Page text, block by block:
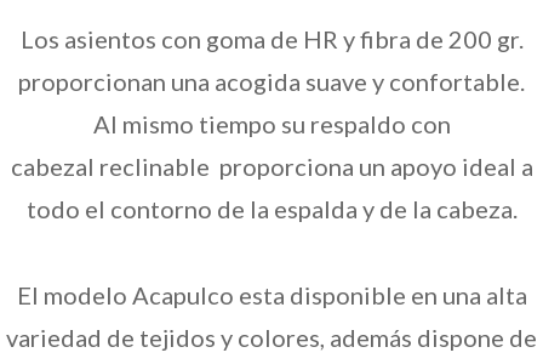
Los asientos con goma de HR y fibra de 200 gr.
proporcionan una acogida suave y confortable.
Al mismo tiempo su respaldo con
cabezal reclinable proporciona un apoyo ideal a
todo el contorno de la espalda y de la cabeza.
El modelo Acapulco esta disponible en una alta
variedad de tejidos y colores, además dispone de